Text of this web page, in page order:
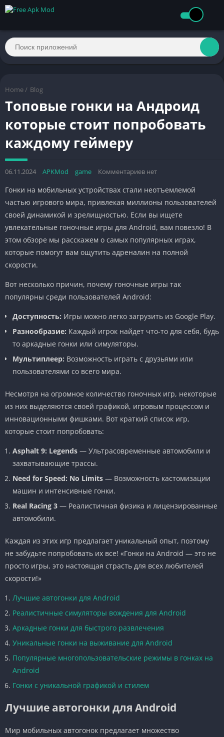
Home / Blog
Топовые гонки на Андроид
которые стоит попробовать
каждому геймеру
06.11.2024 APKMod game Комментариев нет
Гонки на мобильных устройствах стали неотъемлемой
частью игрового мира, привлекая миллионы пользователей
своей динамикой и зрелищностью. Если вы ищете
увлекательные гоночные игры для Android, вам повезло! В
этом обзоре мы расскажем о самых популярных играх,
которые помогут вам ощутить адреналин на полной
скорости.
Вот несколько причин, почему гоночные игры так
популярны среди пользователей Android:
Доступность: Игры можно легко загрузить из Google Play.
Разнообразие: Каждый игрок найдет что-то для себя, будь
то аркадные гонки или симуляторы.
Мультиплеер: Возможность играть с друзьями или
пользователями со всего мира.
Несмотря на огромное количество гоночных игр, некоторые
из них выделяются своей графикой, игровым процессом и
инновационными фишками. Вот краткий список игр,
которые стоит попробовать:
Asphalt 9: Legends — Ультрасовременные автомобили и
захватывающие трассы.
Need for Speed: No Limits — Возможность кастомизации
машин и интенсивные гонки.
Real Racing 3 — Реалистичная физика и лицензированные
автомобили.
Каждая из этих игр предлагает уникальный опыт, поэтому
не забудьте попробовать их все! «Гонки на Android — это не
просто игры, это настоящая страсть для всех любителей
скорости!»
Лучшие автогонки для Android
Реалистичные симуляторы вождения для Android
Аркадные гонки для быстрого развлечения
Уникальные гонки на выживание для Android
Популярные многопользовательские режимы в гонках на
Android
Гонки с уникальной графикой и стилем
Лучшие автогонки для Android
Мир мобильных автогонок предлагает множество